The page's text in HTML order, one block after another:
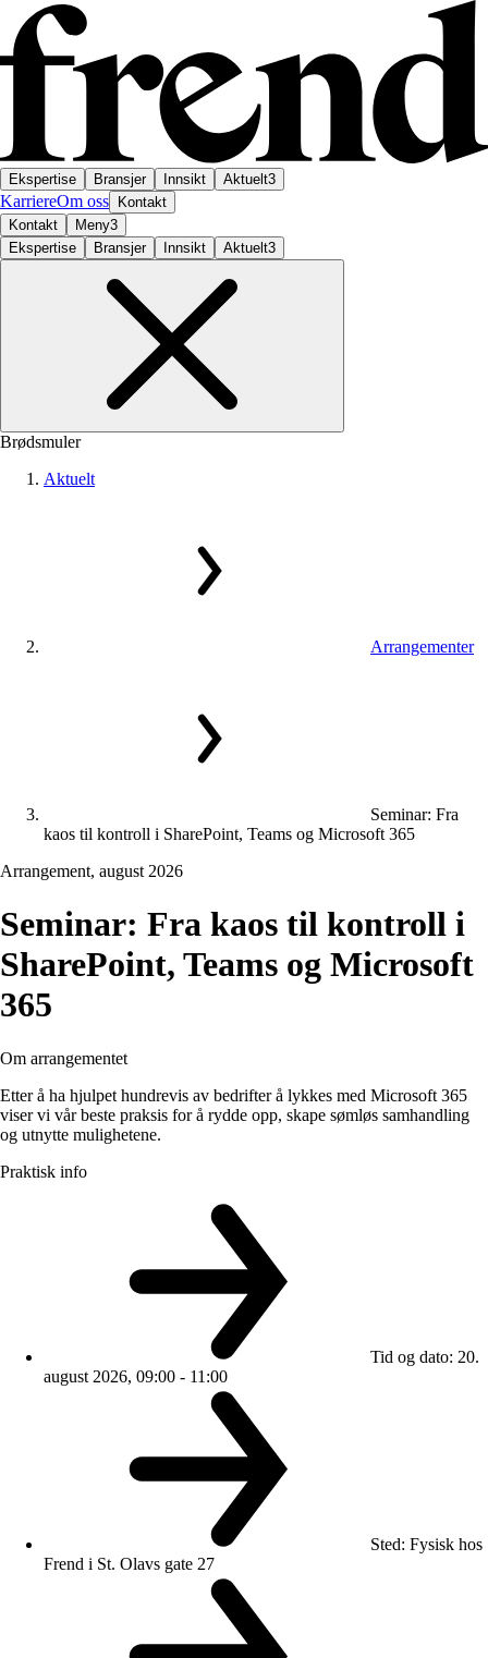
Ekspertise Bransjer Innsikt Aktuelt3
KarriereOm oss
Kontakt
Kontakt
Meny3
Ekspertise
Bransjer Innsikt Aktuelt3
Brødsmuler
Aktuelt
Arrangementer
Seminar: Fra
kaos til kontroll i SharePoint, Teams og Microsoft 365
Arrangement, august 2026
Seminar: Fra kaos til kontroll i
SharePoint, Teams og Microsoft
365
Om arrangementet
Etter å ha hjulpet hundrevis av bedrifter å lykkes med Microsoft 365
viser vi vår beste praksis for å rydde opp, skape sømløs samhandling
og utnytte mulighetene.
Praktisk info
Tid og dato: 20.
august 2026, 09:00 - 11:00
Sted: Fysisk hos
Frend i St. Olavs gate 27